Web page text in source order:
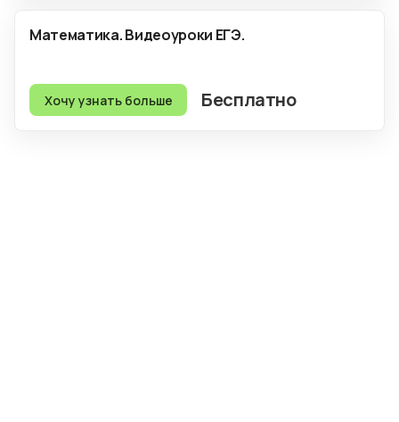
Математика. Видеоуроки ЕГЭ.
Хочу узнать больше Бесплатно